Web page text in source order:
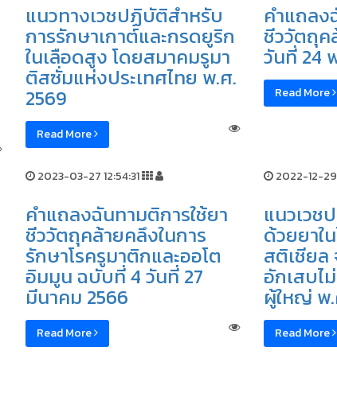
แนวทางเวชปฏิบัติสำหรับ
การรักษาเกาต์และกรดยูริก
ในเลือดสูง โดยสมาคมรูมา
ติสซั่มแห่งประเทศไทย พ.ศ.
2569
Read More
คำแถลง
ชีววัตถุค
วันที่ 24
Read More
2023-03-27 12:54:31
คำแถลงฉันทามติการใช้ยา
ชีววัตถุคล้ายคลึงในการ
รักษาโรครูมาติกและออโต
อิมมูน ฉบับที่ 4 วันที่ 27
มีนาคม 2566
Read More
2022-12-
แนวเวช
ด้วยยาใ
สติเชียล
อักเสบไ
ผู้ใหญ่ พ.
Read More